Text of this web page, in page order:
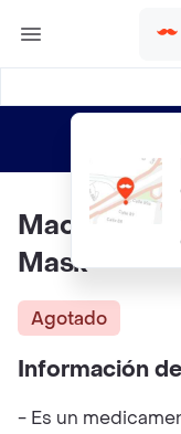
Macarrilla
Mask
Agotado
Información
- Es un